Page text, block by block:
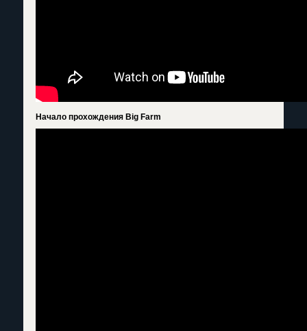
Начало прохождения Big Farm